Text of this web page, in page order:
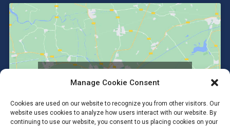
Manage Cookie Consent
Cookies are used on our website to recognize you from other visitors. Our
website uses cookies to analyze how users interact with our website. By
continuing to use our website, you consent to us placing cookies on your
enable this content